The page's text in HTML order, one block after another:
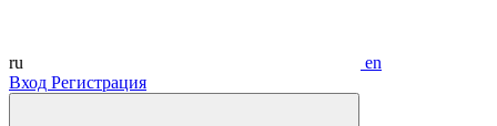
ru
en
Вход Регистрация